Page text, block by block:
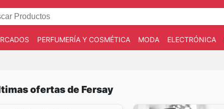
PERFUMERÍA Y COSMÉTICA MODA ELECTRÓNICA
ofertas de Fersay